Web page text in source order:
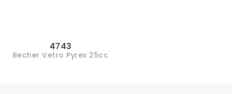
4743
Becher Vetro Pyrex 25cc